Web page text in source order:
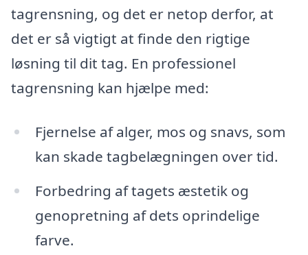
tagrensning, og det er netop derfor, at
det er så vigtigt at finde den rigtige
løsning til dit tag. En professionel
tagrensning kan hjælpe med:
Fjernelse af alger, mos og snavs, som
kan skade tagbelægningen over tid.
Forbedring af tagets æstetik og
genopretning af dets oprindelige
farve.